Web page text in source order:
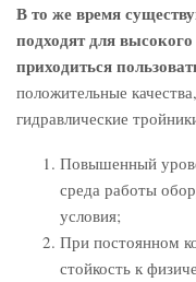
В то же время
подходят для
приходиться
положительные
гидравлические
Повышенный
среда работы
условия;
При постоянном
стойкость к